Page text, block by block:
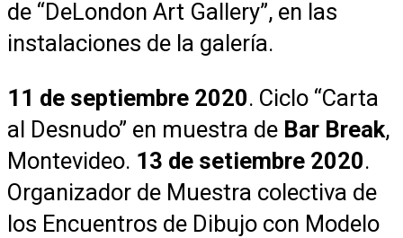
de “DeLondon Art Gallery”, en las
instalaciones de la galería.
11 de septiembre 2020. Ciclo “Carta
al Desnudo” en muestra de Bar Break,
Montevideo. 13 de setiembre 2020.
Organizador de Muestra colectiva de
los Encuentros de Dibujo con Modelo